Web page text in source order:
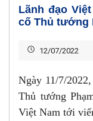
Lãnh đạo
cố Thủ tướng
12/07/2022
Ngày 11/7/
Thủ tướng
Việt Nam tới